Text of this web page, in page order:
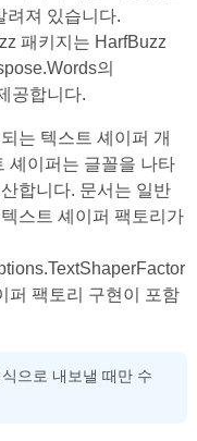
려져 있습니다.
패키지는 HarfBuzz
의
공합니다.
는 텍스트 셰이퍼 개
셰이퍼는 글꼴을 나타
합니다. 문서는 일반
스트 셰이퍼 팩토리가
퍼 팩토리 구현이 포함
으로 내보낼 때만 수